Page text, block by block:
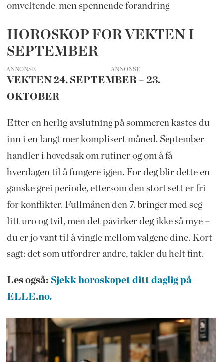
omveltende, men spennende forandring
HOROSKOP FOR VEKTEN I
SEPTEMBER
ANNONSE
VEKTEN 24. SEPTEMBER – 23.
OKTOBER
Etter en herlig avslutning på sommeren kastes du
inn i en langt mer komplisert måned. September
handler i hovedsak om rutiner og om å få
hverdagen til å fungere igjen. For deg blir dette en
ganske grei periode, ettersom den stort sett er fri
for konflikter. Fullmånen den 7. bringer med seg
litt uro og tvil, men det påvirker deg ikke så mye –
du er jo vant til å vingle mellom valgene dine. Kort
sagt: det som utfordrer andre, takler du helt fint.
Les også: Sjekk horoskopet ditt daglig på
ELLE.no.